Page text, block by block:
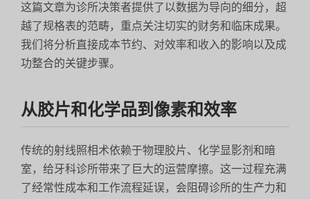
这篇文章为诊所决策者提供了以数据为导向的细分，超
越了规格表的范畴，重点关注切实的财务和临床成果。
我们将分析直接成本节约、对效率和收入的影响以及成
功整合的关键步骤。
从胶片和化学品到像素和效率
传统的射线照相术依赖于物理胶片、化学显影剂和暗
室，给牙科诊所带来了巨大的运营摩擦。这一过程充满
了经常性成本和工作流程延误，会阻碍诊所的生产力和